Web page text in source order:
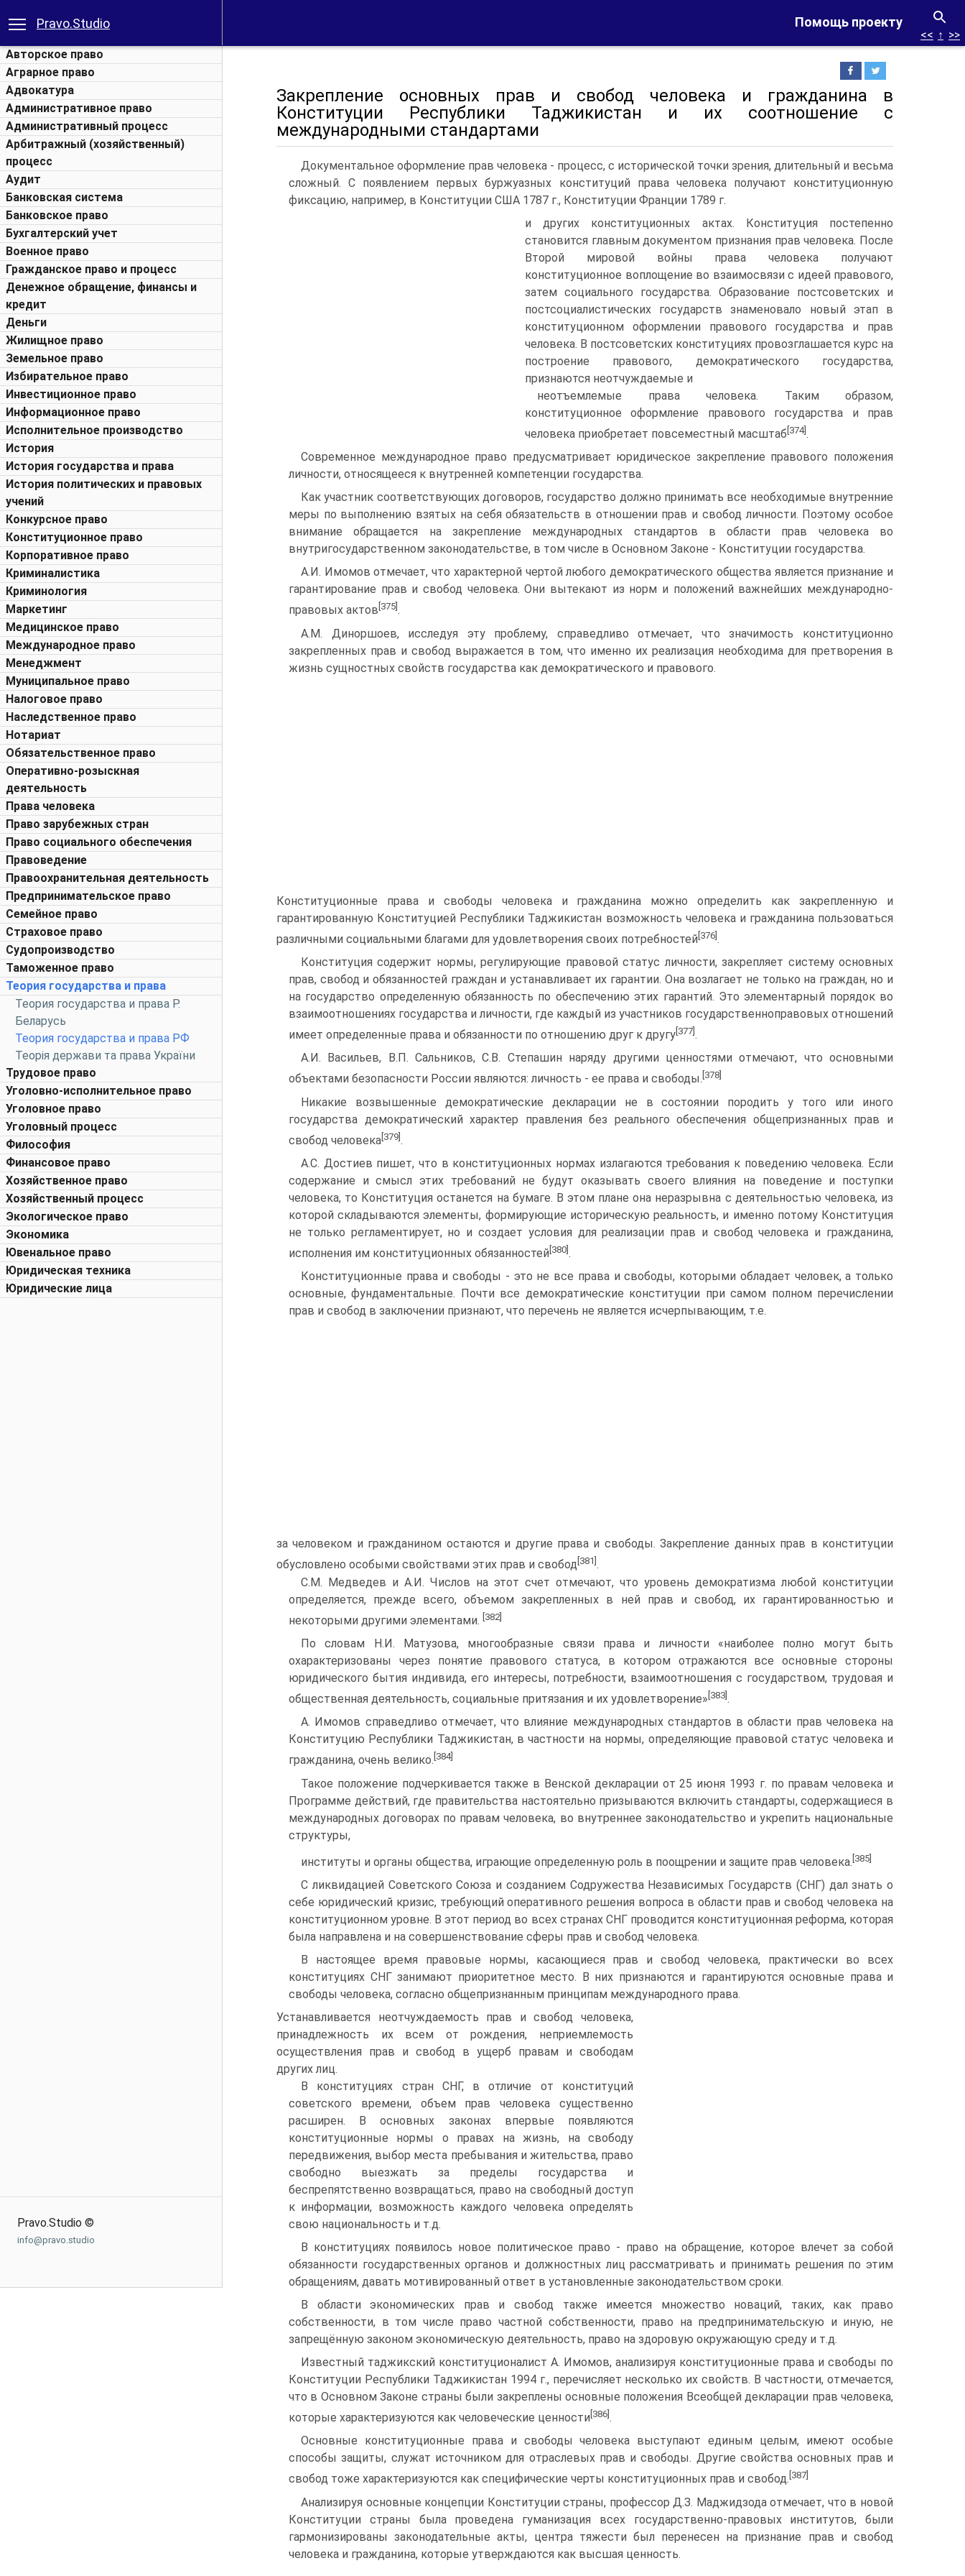
Помощь проекту
Pravo.Studio
Авторское право
Аграрное право
Адвокатура
Административное право
Административный процесс
Арбитражный (хозяйственный)
процесс
Аудит
Банковская система
Банковское право
Бухгалтерский учет
Военное право
Гражданское право и процесс
Денежное обращение, финансы и
кредит
Деньги
Жилищное право
Земельное право
Избирательное право
Инвестиционное право
Информационное право
Исполнительное производство
История
История государства и права
История политических и правовых
учений
Конкурсное право
Конституционное право
Корпоративное право
Криминалистика
Криминология
Маркетинг
Медицинское право
Международное право
Менеджмент
Муниципальное право
Налоговое право
Наследственное право
Нотариат
Обязательственное право
Оперативно-розыскная
деятельность
Права человека
Право зарубежных стран
Право социального обеспечения
Правоведение
Правоохранительная деятельность
Предпринимательское право
Семейное право
Страховое право
Судопроизводство
Таможенное право
Теория государства и права
Теория государства и права Р.
Беларусь
Теория государства и права РФ
Теорія держави та права України
Трудовое право
Уголовно-исполнительное право
Уголовное право
Уголовный процесс
Философия
Финансовое право
Хозяйственное право
Хозяйственный процесс
Экологическое право
Экономика
Ювенальное право
Юридическая техника
Юридические лица
Pravo.Studio ©
info@pravo.studio
<< ↑ >>
Закрепление основных прав и свобод человека и гражданина в
Конституции Республики Таджикистан и их соотношение с
международными стандартами
Документальное оформление прав человека - процесс, с исторической точки зрения, длительный и весьма
сложный. С появлением первых буржуазных конституций права человека получают конституционную
фиксацию, например, в Конституции США 1787 г., Конституции Франции 1789 г.
и других конституционных актах. Конституция постепенно
становится главным документом признания прав человека. После
Второй мировой войны права человека получают
конституционное воплощение во взаимосвязи с идеей правового,
затем социального государства. Образование постсоветских и
постсоциалистических государств знаменовало новый этап в
конституционном оформлении правового государства и прав
человека. В постсоветских конституциях провозглашается курс на
построение правового, демократического государства,
признаются неотчуждаемые и
неотъемлемые права человека. Таким образом,
конституционное оформление правового государства и прав
человека приобретает повсеместный масштаб [374].
Современное международное право предусматривает юридическое закрепление правового положения
личности, относящееся к внутренней компетенции государства.
Как участник соответствующих договоров, государство должно принимать все необходимые внутренние
меры по выполнению взятых на себя обязательств в отношении прав и свобод личности. Поэтому особое
внимание обращается на закрепление международных стандартов в области прав человека во
внутригосударственном законодательстве, в том числе в Основном Законе - Конституции государства.
А.И. Имомов отмечает, что характерной чертой любого демократического общества является признание и
гарантирование прав и свобод человека. Они вытекают из норм и положений важнейших международно-
правовых актов [375] .
А.М. Диноршоев, исследуя эту проблему, справедливо отмечает, что значимость конституционно
закрепленных прав и свобод выражается в том, что именно их реализация необходима для претворения в
жизнь сущностных свойств государства как демократического и правового.
Конституционные права и свободы человека и гражданина можно определить как закрепленную и
гарантированную Конституцией Республики Таджикистан возможность человека и гражданина пользоваться
различными социальными благами для удовлетворения своих потребностей [376].
Конституция содержит нормы, регулирующие правовой статус личности, закрепляет систему основных
прав, свобод и обязанностей граждан и устанавливает их гарантии. Она возлагает не только на граждан, но и
на государство определенную обязанность по обеспечению этих гарантий. Это элементарный порядок во
взаимоотношениях государства и личности, где каждый из участников государственно­правовых отношений
имеет определенные права и обязанности по отношению друг к другу [377] .
А.И. Васильев, В.П. Сальников, С.В. Степашин наряду другими ценностями отмечают, что основными
объектами безопасности России являются: личность - ее права и свободы. [378]
Никакие возвышенные демократические декларации не в состоянии породить у того или иного
государства демократический характер правления без реального обеспечения общепризнанных прав и
свобод человека[379].
А.С. Достиев пишет, что в конституционных нормах излагаются требования к поведению человека. Если
содержание и смысл этих требований не будут оказывать своего влияния на поведение и поступки
человека, то Конституция останется на бумаге. В этом плане она неразрывна с деятельностью человека, из
которой складываются элементы, формирующие историческую реальность, и именно потому Конституция
не только регламентирует, но и создает условия для реализации прав и свобод человека и гражданина,
исполнения им конституционных обязанностей [380] .
Конституционные права и свободы - это не все права и свободы, которыми обладает человек, а только
основные, фундаментальные. Почти все демократические конституции при самом полном перечислении
прав и свобод в заключении признают, что перечень не является исчерпывающим, т.е.
за человеком и гражданином остаются и другие права и свободы. Закрепление данных прав в конституции
обусловлено особыми свойствами этих прав и свобод [381] .
С.М. Медведев и А.И. Числов на этот счет отмечают, что уровень демократизма любой конституции
определяется, прежде всего, объемом закрепленных в ней прав и свобод, их гарантированностью и
некоторыми другими элементами. [382]
По словам Н.И. Матузова, многообразные связи права и личности «наиболее полно могут быть
охарактеризованы через понятие правового статуса, в котором отражаются все основные стороны
юридического бытия индивида, его интересы, потребности, взаимоотношения с государством, трудовая и
общественная деятельность, социальные притязания и их удовлетворение» [383] .
А. Имомов справедливо отмечает, что влияние международных стандартов в области прав человека на
Конституцию Республики Таджикистан, в частности на нормы, определяющие правовой статус человека и
гражданина, очень велико. [384]
Такое положение подчеркивается также в Венской декларации от 25 июня 1993 г. по правам человека и
Программе действий, где правительства настоятельно призываются включить стандарты, содержащиеся в
международных договорах по правам человека, во внутреннее законодательство и укрепить национальные
структуры,
институты и органы общества, играющие определенную роль в поощрении и защите прав человека. [385]
С ликвидацией Советского Союза и созданием Содружества Независимых Государств (СНГ) дал знать о
себе юридический кризис, требующий оперативного решения вопроса в области прав и свобод человека на
конституционном уровне. В этот период во всех странах СНГ проводится конституционная реформа, которая
была направлена и на совершенствование сферы прав и свобод человека.
В настоящее время правовые нормы, касающиеся прав и свобод человека, практически во всех
конституциях СНГ занимают приоритетное место. В них признаются и гарантируются основные права и
свободы человека, согласно общепризнанным принципам международного права.
Устанавливается неотчуждаемость прав и свобод человека,
принадлежность их всем от рождения, неприемлемость
осуществления прав и свобод в ущерб правам и свободам
других лиц.
В конституциях стран СНГ, в отличие от конституций
советского времени, объем прав человека существенно
расширен. В основных законах впервые появляются
конституционные нормы о правах на жизнь, на свободу
передвижения, выбор места пребывания и жительства, право
свободно выезжать за пределы государства и
беспрепятственно возвращаться, право на свободный доступ
к информации, возможность каждого человека определять
свою национальность и т.д.
В конституциях появилось новое политическое право - право на обращение, которое влечет за собой
обязанности государственных органов и должностных лиц рассматривать и принимать решения по этим
обращениям, давать мотивированный ответ в установленные законодательством сроки.
В области экономических прав и свобод также имеется множество новаций, таких, как право
собственности, в том числе право частной собственности, право на предпринимательскую и иную, не
запрещённую законом экономическую деятельность, право на здоровую окружающую среду и т.д.
Известный таджикский конституционалист А. Имомов, анализируя конституционные права и свободы по
Конституции Республики Таджикистан 1994 г., перечисляет несколько их свойств. В частности, отмечается,
что в Основном Законе страны были закреплены основные положения Всеобщей декларации прав человека,
которые характеризуются как человеческие ценности [386] .
Основные конституционные права и свободы человека выступают единым целым, имеют особые
способы защиты, служат источником для отраслевых прав и свободы. Другие свойства основных прав и
свобод тоже характеризуются как специфические черты конституционных прав и свобод. [387]
Анализируя основные концепции Конституции страны, профессор Д.З. Маджидзода отмечает, что в новой
Конституции страны была проведена гуманизация всех государственно-правовых институтов, были
гармонизированы законодательные акты, центра тяжести был перенесен на признание прав и свобод
человека и гражданина, которые утверждаются как высшая ценность.